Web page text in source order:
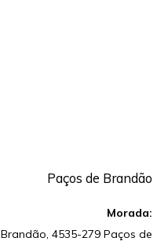
Paços de Brandão
Morada:
4535-279 Paços de